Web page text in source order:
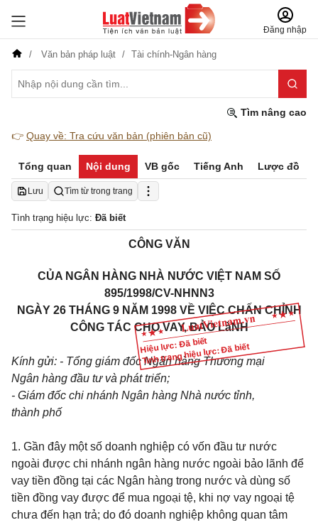
Đăng nhập
Văn bản pháp luật Tài chính-Ngân hàng
Tìm nâng cao
👉 Quay về: Tra cứu văn bản (phiên bản cũ)
Tổng quan Nội dung VB gốc Tiếng Anh Lược đồ
Lưu Tìm từ trong trang
Tình trạng hiệu lực: Đã biết
Hiệu lực: Đã biết
Tình trạng hiệu lực: Đã biết
CÔNG VĂN
CỦA NGÂN HÀNG NHÀ NƯỚC VIỆT NAM SỐ
895/1998/CV-NHNN3
NGÀY 26 THÁNG 9 NĂM 1998 VỀ VIỆC CHẤN CHỈNH
CÔNG TÁC CHO VAY, BẢO LàNH
Kính gửi: - Tổng giám đốc Ngân hàng Thương mại
Ngân hàng đầu tư và phát triển;
- Giám đốc chi nhánh Ngân hàng Nhà nước tỉnh,
thành phố
1. Gần đây một số doanh nghiệp có vốn đầu tư nước
ngoài được chi nhánh ngân hàng nước ngoài bảo lãnh để
vay tiền đồng tại các Ngân hàng trong nước và dùng số
tiền đồng vay được để mua ngoại tệ, khi nợ vay ngoại tệ
chưa đến hạn trả; do đó doanh nghiệp không quan tâm